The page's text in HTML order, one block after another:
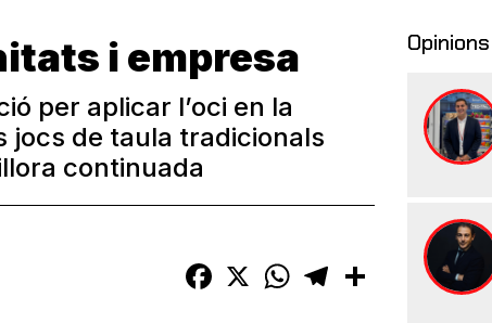
i empresa
per aplicar l’oci en la
jocs de taula tradicionals
continuada
Facebook
X WhatsAppTelegramComparteix
Opinions